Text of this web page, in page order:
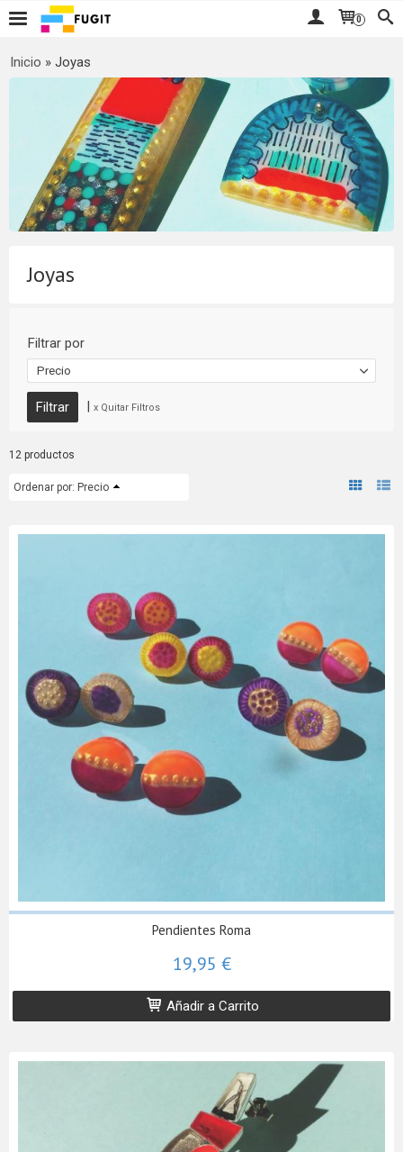
0
Inicio » Joyas
Joyas
Filtrar por
Precio
| x Quitar Filtros
12 productos
Ordenar por: Precio
Pendientes Roma
19,95 €
Añadir a Carrito